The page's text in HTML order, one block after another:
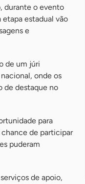
durante o evento
etapa estadual vão
e
de um júri
onde os
de destaque no
para
de participar
puderam
de apoio,